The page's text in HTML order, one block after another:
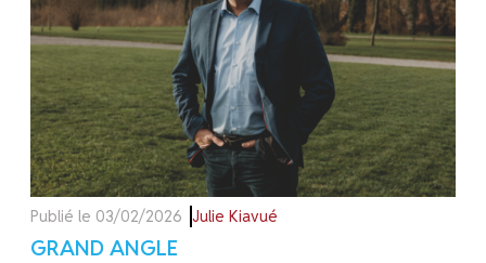
Publié le 03/02/2026 Julie Kiavué
GRAND ANGLE